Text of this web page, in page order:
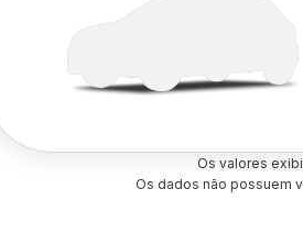
Os valores
Os dados não possuem